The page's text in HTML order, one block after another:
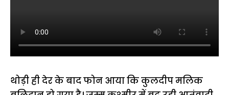
थोड़ी ही देर के बाद फोन आया कि कुलदीप मलिक